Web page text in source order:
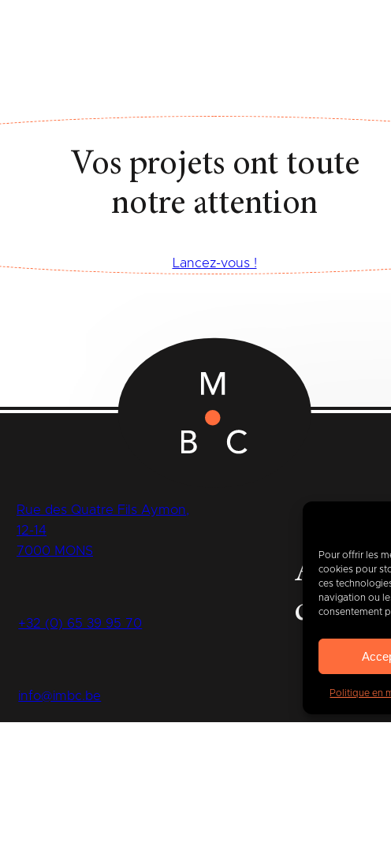
Pour offrir les
cookies pour
ces
navigation ou
consentement
Politique en
Vos projets ont toute
notre attention
Lancez-vous !
Rue des Quatre Fils Aymon,
12-14
7000 MONS
+32 (0) 65 39 95 70
info@imbc.be
de400